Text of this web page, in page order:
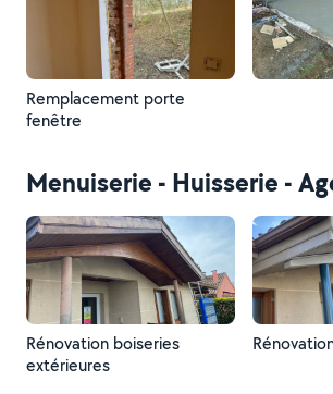
Remplacement porte
fenêtre
Menuiserie - Huisserie -
Rénovation boiseries
extérieures